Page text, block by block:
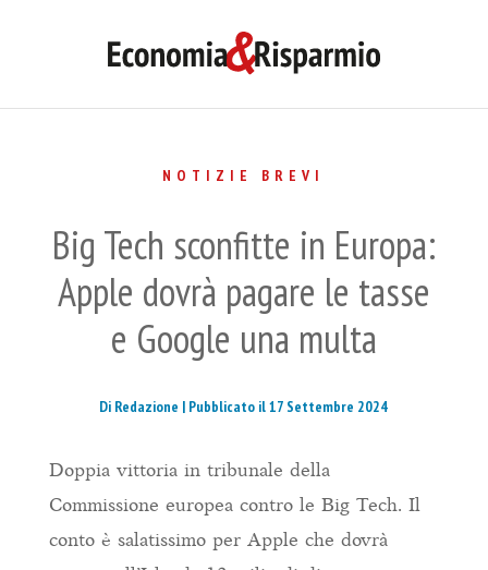
NOTIZIE BREVI
Big Tech sconfitte in Europa:
Apple dovrà pagare le tasse
e Google una multa
Di Redazione | Pubblicato il 17 Settembre 2024
Doppia vittoria in tribunale della
Commissione europea contro le Big Tech. Il
conto è salatissimo per Apple che dovrà